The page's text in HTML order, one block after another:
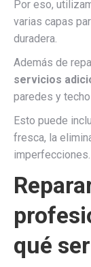
Por eso,
varias capas
duradera.
Además de
servicios
paredes y
Esto puede
fresca, la
imperfecciones.
qué